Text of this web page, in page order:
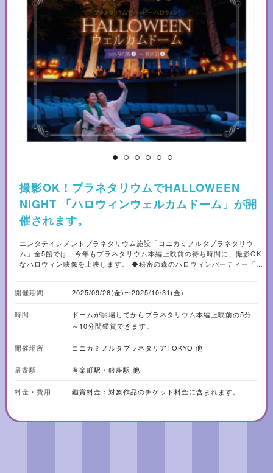
撮影OK！プラネタリウムでHALLOWEEN
NIGHT 「ハロウィンウェルカムドーム」が開
催されます。
エンタテインメントプラネタリウム施設「コニカミノルタプラネタリウ
ム」全5館では、今年もプラネタリウム本編上映前の待ち時間に、撮影OK
なハロウィン映像を上映します。 ◆秘密の森のハロウィンパーティー『ハ
映前の5～10分間に、撮影ができてハロウィン気分を楽しめる映像がお迎
包まれる非日常な空間。プラネタリウムドーム全天に広がる星空の下、“秘
密の森のハロウィンパーティー”へ迷い込んでみてはいかがでしょうか。
ドームに入場してからプラネタリウム本編が上映されるまでの間楽しめま
ださい。プレミアムシートでは、寝転んでゆったりと鑑賞できます。 【ハ
宙船（ペイロード）』 南の島で交差する、名探偵と宇宙の陰謀！ 日本を代
表するアニメ「名探偵コナン」のプラネタリウム作品「名探偵コナン 閃光
次が南の島で事件に巻き込まれる完全オリジナルのストーリーです。さら
開催期間 2025/09/26(金)〜2025/10/31(金)
時間
ドームが開場してからプラネタリウム本編上映前の5分
～10分間鑑賞できます。
開催場所 コニカミノルタプラネタリアTOKYO 他
最寄駅 有楽町駅 / 銀座駅 他
料金・費用 鑑賞料金：対象作品のチケット料金に含まれます。